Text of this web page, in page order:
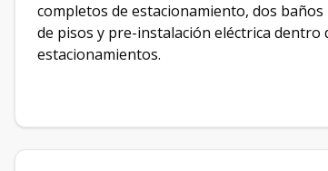
completos de estacionamiento, dos
de pisos y pre-instalación eléctrica dentro
estacionamientos.